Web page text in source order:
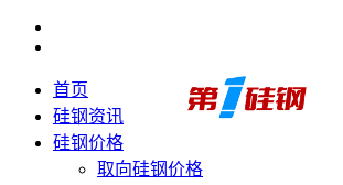
首页
硅钢资讯
硅钢价格
取向硅钢价格